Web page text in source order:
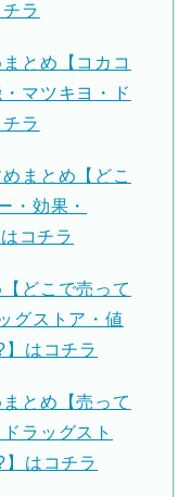
ラ
とめ【コカコ
マツキヨ・ド
ラ
まとめ【どこ
・効果・
コチラ
どこで売って
グストア・値
はコチラ
とめ【売って
ラッグスト
はコチラ